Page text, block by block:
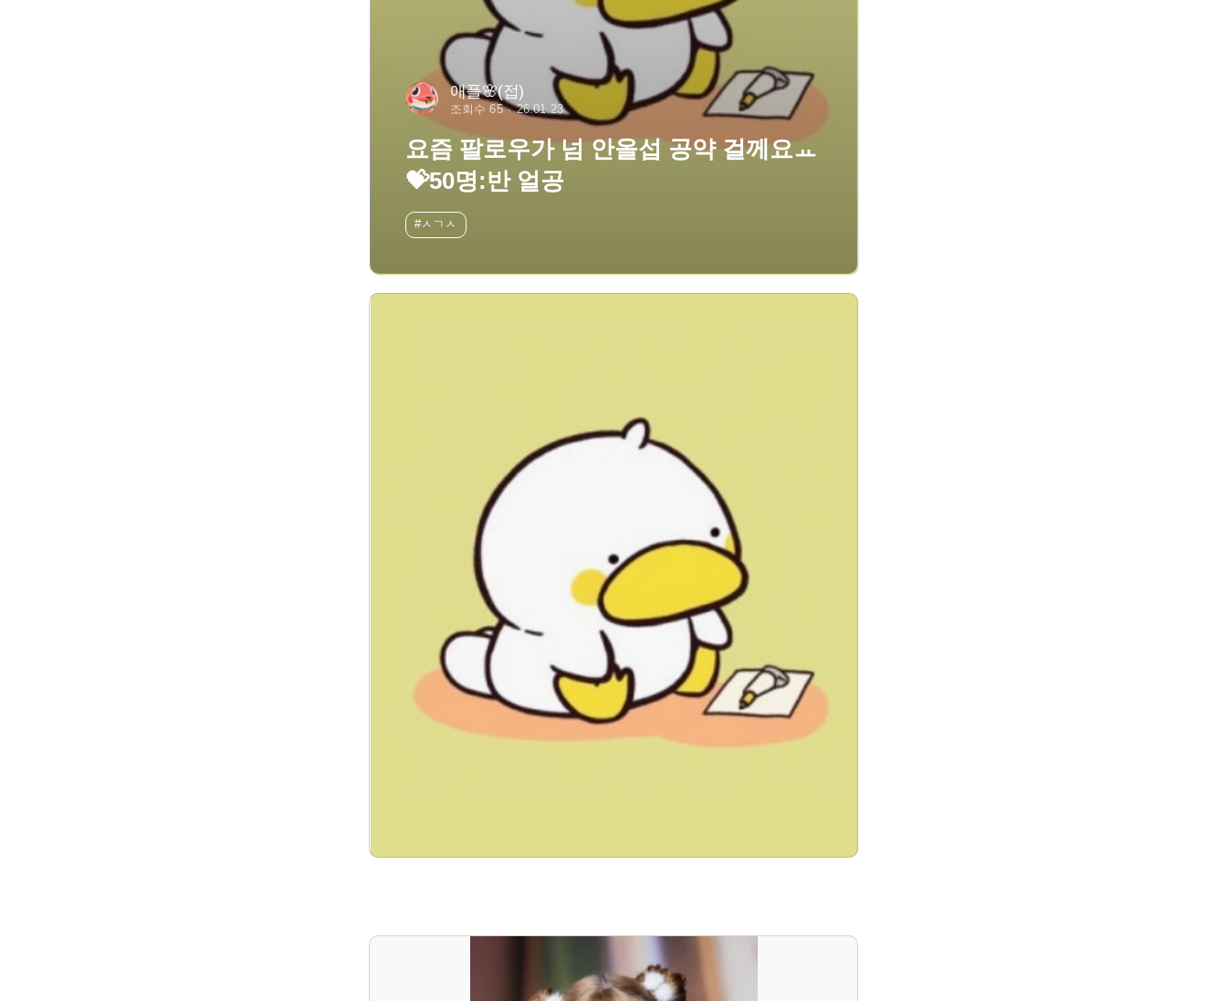
애플🌸(접)
조회수 65 26.01.23
요즘 팔로우가 넘 안올섭 공약 걸께요ㅛ
💝50명:반 얼공
#ㅅㄱㅅ